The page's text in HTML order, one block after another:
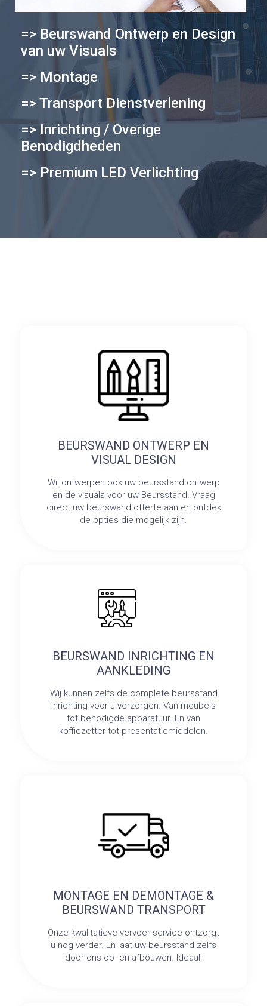
=> Beurswand Ontwerp en Design
van uw Visuals
=> Montage
=> Transport Dienstverlening
=> Inrichting / Overige
Benodigdheden
=> Premium LED Verlichting
BEURSWAND ONTWERP EN
VISUAL DESIGN
Wij ontwerpen ook uw beursstand ontwerp
en de visuals voor uw Beursstand. Vraag
direct uw beurswand offerte aan en ontdek
de opties die mogelijk zijn.
BEURSWAND INRICHTING EN
AANKLEDING
Wij kunnen zelfs de complete beursstand
inrichting voor u verzorgen. Van meubels
tot benodigde apparatuur. En van
koffiezetter tot presentatiemiddelen.
MONTAGE EN DEMONTAGE &
BEURSWAND TRANSPORT
Onze kwalitatieve vervoer service ontzorgt
u nog verder. En laat uw beursstand zelfs
door ons op- en afbouwen. Ideaal!